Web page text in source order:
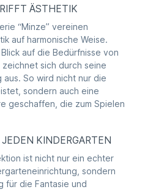
ÄSTHETIK
“Minze” vereinen
auf harmonische Weise.
auf die Bedürfnisse von
sich durch seine
So wird nicht nur die
sondern auch eine
geschaffen, die zum Spielen
KINDERGARTEN
ist nicht nur ein echter
sondern
für die Fantasie und